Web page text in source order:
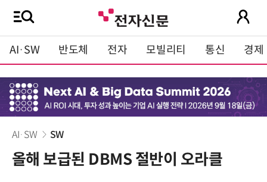
AI·SW 반도체 전자 모빌리티 통신 경제
AI·SW SW
올해 보급된 DBMS 절반이 오라클